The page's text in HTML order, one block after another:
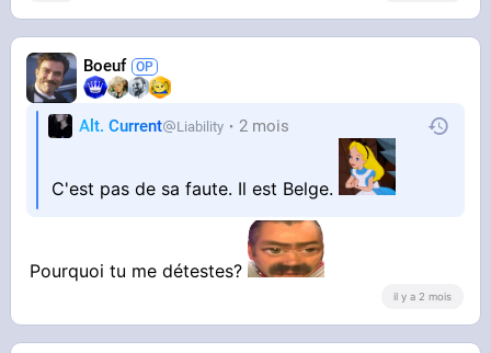
Boeuf
Alt. Current Liability 2 mois
C'est pas de sa faute. Il est Belge.
Pourquoi tu me détestes?
il y a 2 mois